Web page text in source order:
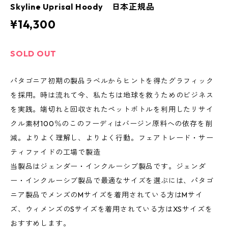
Skyline Uprisal Hoody 日本正規品
¥14,300
SOLD OUT
パタゴニア初期の製品ラベルからヒントを得たグラフィック
を採用。時は流れて今、私たちは地球を救うためのビジネス
を実践。端切れと回収されたペットボトルを利用したリサイ
クル素材100％のこのフーディはバージン原料への依存を削
減。よりよく理解し、よりよく行動。フェアトレード・サー
ティファイドの工場で製造
当製品はジェンダー・インクルーシブ製品です。ジェンダ
ー・インクルーシブ製品で最適なサイズを選ぶには、パタゴ
ニア製品でメンズのMサイズを着用されている方はMサイ
ズ、ウィメンズのSサイズを着用されている方はXSサイズを
おすすめします。